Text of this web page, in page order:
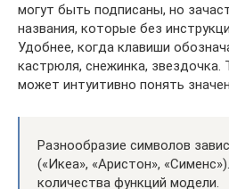
могут быть подписаны, но
названия, которые без
Удобнее, когда клавиши
кастрюля, снежинка, звездочка.
может интуитивно понять
Разнообразие символов
(«Икеа», «Аристон»,
количества функций модели.